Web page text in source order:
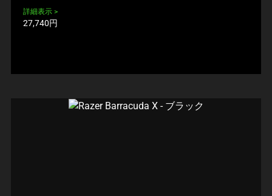
詳細表示
製
27,740円